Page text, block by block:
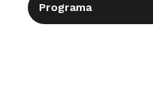
Programa